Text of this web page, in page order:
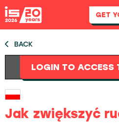
GET
BACK
LOGIN TO ACCESS
Jak zwiększyć